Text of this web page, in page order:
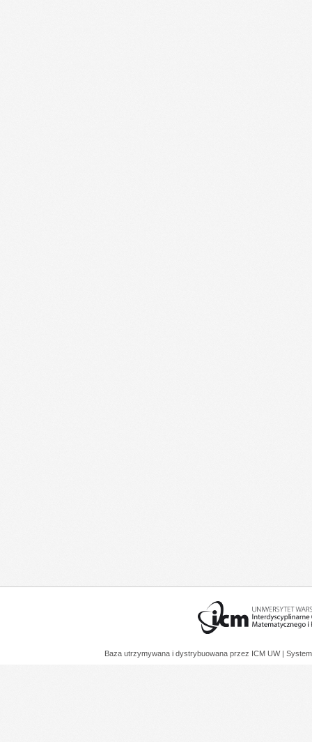
Baza utrzymywana i dystrybuowana przez ICM UW |